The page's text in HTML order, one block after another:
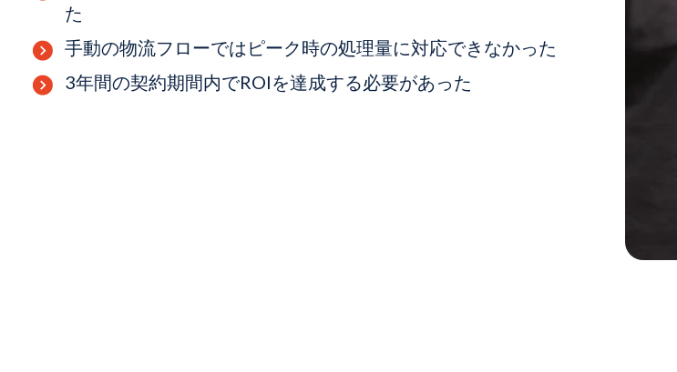
た
手動の物流フローではピーク時の処理量に対応できなかった
3年間の契約期間内でROIを達成する必要があった